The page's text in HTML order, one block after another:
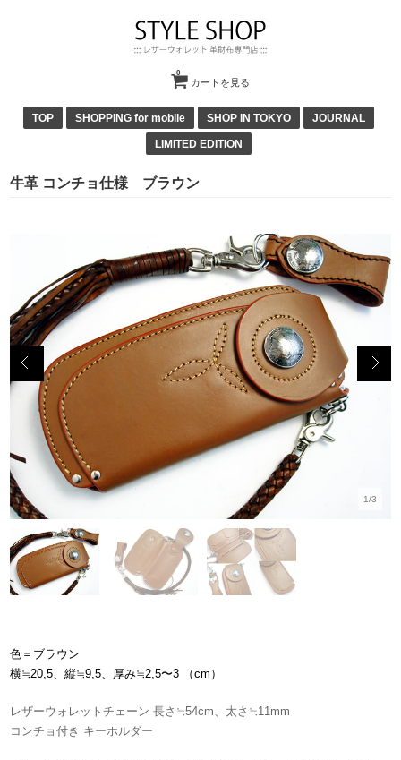
カートを見る
0
TOP SHOPPING for mobile SHOP IN TOKYO JOURNAL
LIMITED EDITION
牛革 コンチョ仕様 ブラウン
1/3
色＝ブラウン
横≒20,5、縦≒9,5、厚み≒2,5〜3 （cm）
レザーウォレットチェーン 長さ≒54cm、太さ≒11mm
コンチョ付き キーホルダー